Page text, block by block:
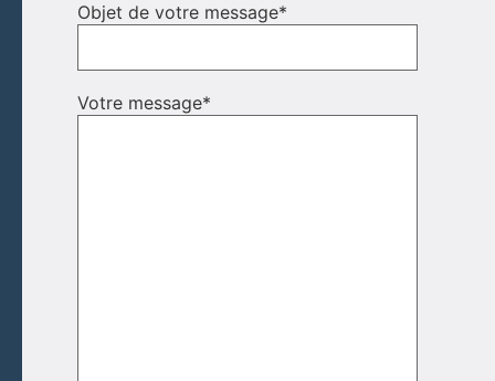
Objet de votre message*
Votre message*